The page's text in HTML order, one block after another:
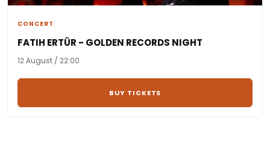
CONCERT
FATIH ERTÜR - GOLDEN RECORDS NIGHT
12 August / 22:00
BUY TICKETS